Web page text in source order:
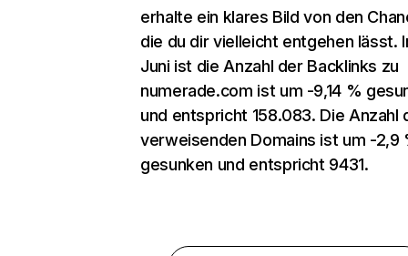
erhalte ein klares Bild von den
die du dir vielleicht entgehen lässt.
Juni ist die Anzahl der Backlinks zu
numerade.com ist um -9,14 %
und entspricht 158.083. Die Anzahl
verweisenden Domains ist um -2,9
gesunken und entspricht 9431.